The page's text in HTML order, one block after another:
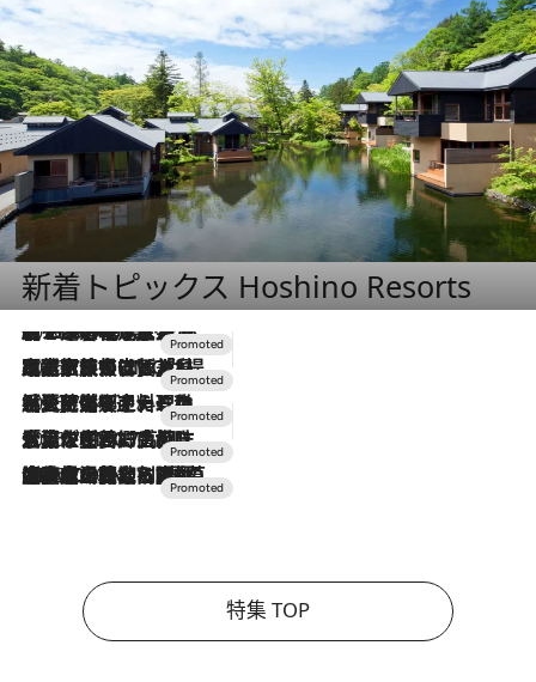
新着トピックス Hoshino Resorts
2026.8.7
【トンボの足水浴】ヒノキの香りに包まれて涼感マックス！約13℃の湧水かけ流しを避暑地「星野温泉 トンボの湯」で体験
2026.7.31
【ホテル帰省】という選択肢をOMOが提案。家族とほどよい距離を保つには「昼は実家、夜は気兼ねなくホテルで！」
2026.7.24
【夏限定ディナーコース】旬を迎える稚鮎や花ズッキーニなどをイタリア・トスカーナの郷土料理の手法で満喫！
2026.7.17
「土佐和ハーブかき氷」がOMO7高知に登場！生姜、山椒、大葉など目にも舌にも涼を呼ぶ郷土の味
2026.7.10
NEW OPEN！【界 草津】名湯の地に誕生。趣の異なる2種の温泉と上州ならではの会席・蕎麦割烹など美食を味わう究極の癒やし旅
特集 TOP